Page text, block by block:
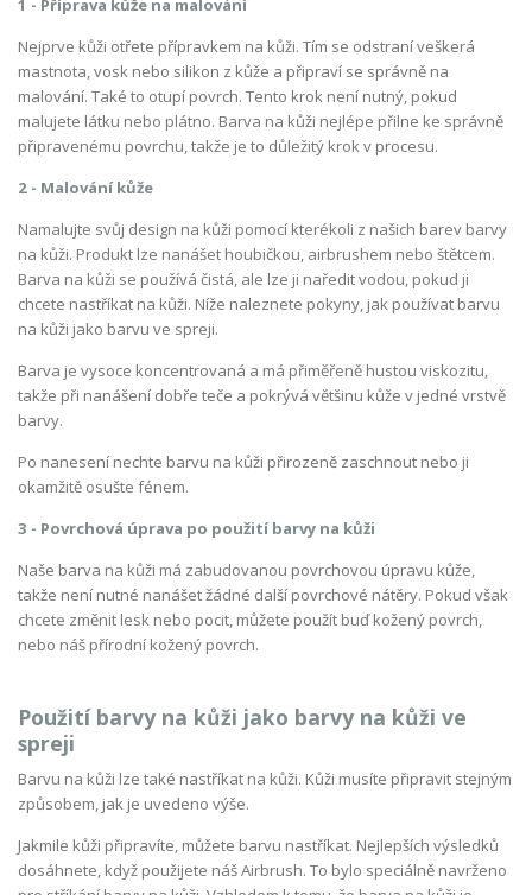
1 - Příprava kůže na malování
Nejprve kůži otřete přípravkem na kůži. Tím se odstraní veškerá
mastnota, vosk nebo silikon z kůže a připraví se správně na
malování. Také to otupí povrch. Tento krok není nutný, pokud
malujete látku nebo plátno. Barva na kůži nejlépe přilne ke správně
připravenému povrchu, takže je to důležitý krok v procesu.
2 - Malování kůže
Namalujte svůj design na kůži pomocí kterékoli z našich barev barvy
na kůži. Produkt lze nanášet houbičkou, airbrushem nebo štětcem.
Barva na kůži se používá čistá, ale lze ji naředit vodou, pokud ji
chcete nastříkat na kůži. Níže naleznete pokyny, jak používat barvu
na kůži jako barvu ve spreji.
Barva je vysoce koncentrovaná a má přiměřeně hustou viskozitu,
takže při nanášení dobře teče a pokrývá většinu kůže v jedné vrstvě
barvy.
Po nanesení nechte barvu na kůži přirozeně zaschnout nebo ji
okamžitě osušte fénem.
3 - Povrchová úprava po použití barvy na kůži
Naše barva na kůži má zabudovanou povrchovou úpravu kůže,
takže není nutné nanášet žádné další povrchové nátěry. Pokud však
chcete změnit lesk nebo pocit, můžete použít buď kožený povrch,
nebo náš přírodní kožený povrch.
Použití barvy na kůži jako barvy na kůži ve
spreji
Barvu na kůži lze také nastříkat na kůži. Kůži musíte připravit stejným
způsobem, jak je uvedeno výše.
Jakmile kůži připravíte, můžete barvu nastříkat. Nejlepších výsledků
dosáhnete, když použijete náš Airbrush. To bylo speciálně navrženo